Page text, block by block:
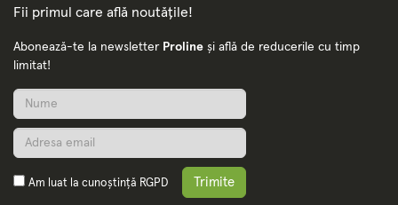
Fii primul care află noutățile!
Abonează-te la newsletter Proline și află de reducerile cu timp
limitat!
Am luat la cunoștință RGPD Trimite